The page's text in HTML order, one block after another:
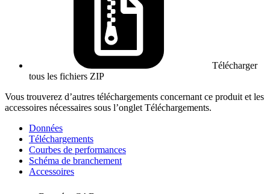
Télécharger
tous les fichiers ZIP
Vous trouverez d’autres téléchargements concernant ce produit et les
accessoires nécessaires sous l’onglet Téléchargements.
Données
Téléchargements
Courbes de performances
Schéma de branchement
Accessoires